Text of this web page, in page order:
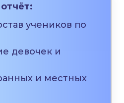
учеников по
девочек и
и местных